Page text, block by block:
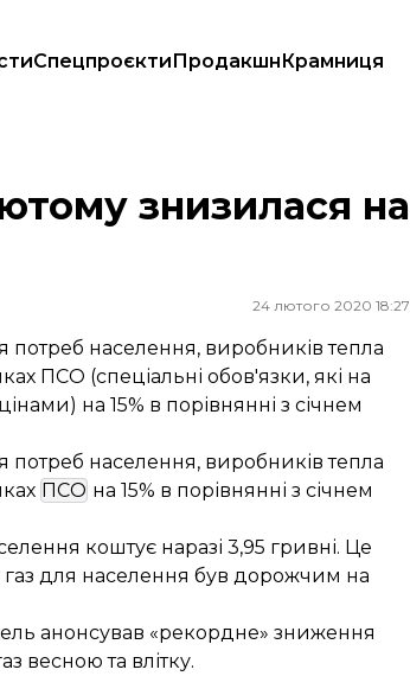
СпецпроєктиПродакшнКрамниця
знизилася на
24 лютого 2020 18:27
населення, виробників тепла
ПСО (спеціальні обов'язки, які на
на 15% в порівнянні з січнем
населення, виробників тепла
ПСО на 15% в порівнянні з січнем
коштує наразі 3,95 гривні. Це
газ для населення був дорожчим на
анонсував «рекордне» зниження
весною та влітку.